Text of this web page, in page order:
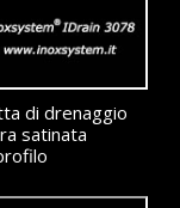
di drenaggio
satinata